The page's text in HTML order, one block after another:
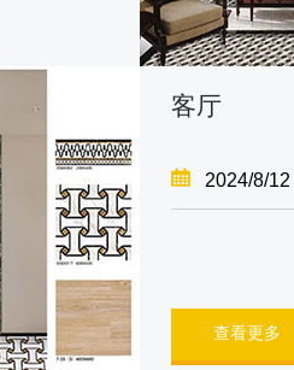
客厅
2024/8/
查看更多